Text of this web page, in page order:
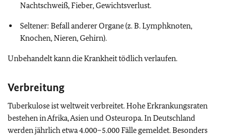
Nachtschweiß, Fieber, Gewichtsverlust.
Seltener: Befall anderer Organe (z. B. Lymphknoten,
Knochen, Nieren, Gehirn).
Unbehandelt kann die Krankheit tödlich verlaufen.
Verbreitung
Tuberkulose ist weltweit verbreitet. Hohe Erkrankungsraten
bestehen in Afrika, Asien und Osteuropa. In Deutschland
werden jährlich etwa 4.000–5.000 Fälle gemeldet. Besonders